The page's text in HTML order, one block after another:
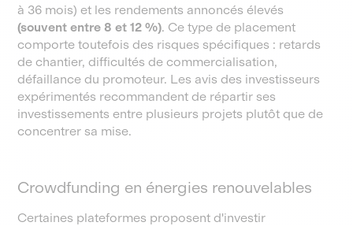
à 36 mois) et les rendements annoncés élevés
(souvent entre 8 et 12 %). Ce type de placement
comporte toutefois des risques spécifiques : retards
de chantier, difficultés de commercialisation,
défaillance du promoteur. Les avis des investisseurs
expérimentés recommandent de répartir ses
investissements entre plusieurs projets plutôt que de
concentrer sa mise.
Crowdfunding en énergies renouvelables
Certaines plateformes proposent d'investir